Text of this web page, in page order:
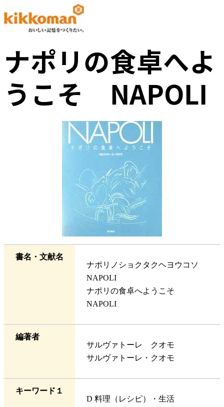
ナポリの食卓へよ
うこそ NAPOLI
書名・文献名
ナポリノショクタクヘヨウコソ
NAPOLI
ナポリの食卓へようこそ
NAPOLI
編著者
サルヴァトーレ クオモ
サルヴァトーレ・クオモ
キーワード１
D 料理（レシピ）・生活